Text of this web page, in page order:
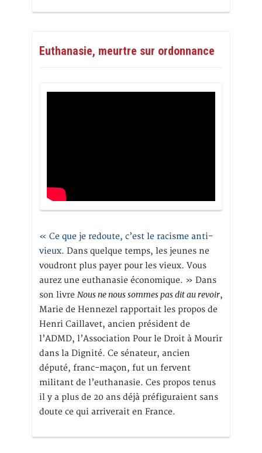
Euthanasie, meurtre sur ordonnance
« Ce que je redoute, c’est le racisme anti-
vieux. Dans quelque temps, les jeunes ne
voudront plus payer pour les vieux. Vous
aurez une euthanasie économique. » Dans
son livre Nous ne nous sommes pas dit au revoir,
Marie de Hennezel rapportait les propos de
Henri Caillavet, ancien président de
l’ADMD, l’Association Pour le Droit à Mourir
dans la Dignité. Ce sénateur, ancien
député, franc-maçon, fut un fervent
militant de l’euthanasie. Ces propos tenus
il y a plus de 20 ans déjà préfiguraient sans
doute ce qui arriverait en France.